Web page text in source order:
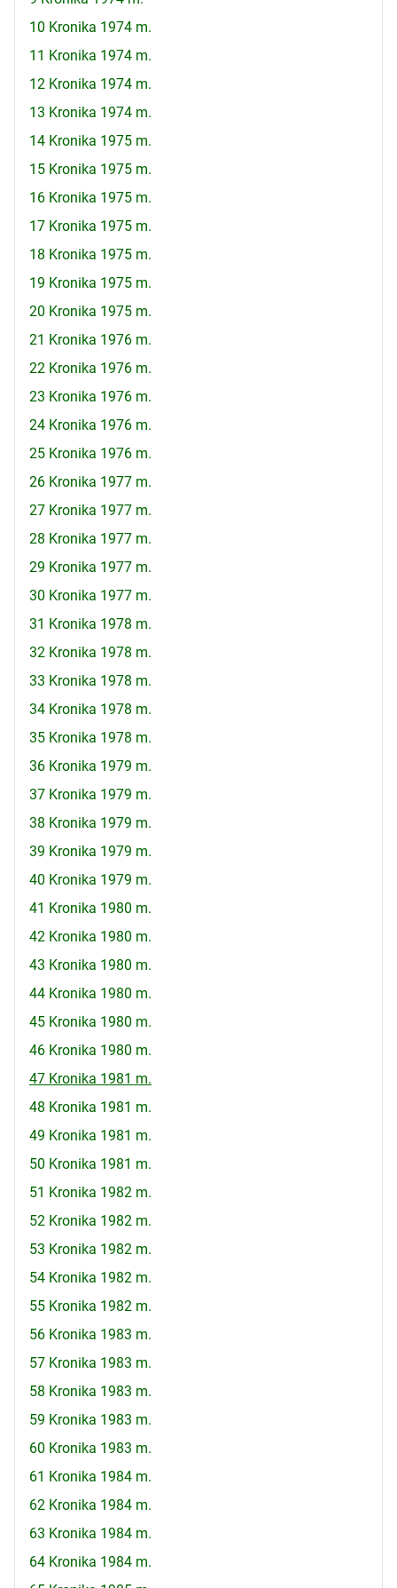
10 Kronika 1974 m.
11 Kronika 1974 m.
12 Kronika 1974 m.
13 Kronika 1974 m.
14 Kronika 1975 m.
15 Kronika 1975 m.
16 Kronika 1975 m.
17 Kronika 1975 m.
18 Kronika 1975 m.
19 Kronika 1975 m.
20 Kronika 1975 m.
21 Kronika 1976 m.
22 Kronika 1976 m.
23 Kronika 1976 m.
24 Kronika 1976 m.
25 Kronika 1976 m.
26 Kronika 1977 m.
27 Kronika 1977 m.
28 Kronika 1977 m.
29 Kronika 1977 m.
30 Kronika 1977 m.
31 Kronika 1978 m.
32 Kronika 1978 m.
33 Kronika 1978 m.
34 Kronika 1978 m.
35 Kronika 1978 m.
36 Kronika 1979 m.
37 Kronika 1979 m.
38 Kronika 1979 m.
39 Kronika 1979 m.
40 Kronika 1979 m.
41 Kronika 1980 m.
42 Kronika 1980 m.
43 Kronika 1980 m.
44 Kronika 1980 m.
45 Kronika 1980 m.
46 Kronika 1980 m.
47 Kronika 1981 m.
48 Kronika 1981 m.
49 Kronika 1981 m.
50 Kronika 1981 m.
51 Kronika 1982 m.
52 Kronika 1982 m.
53 Kronika 1982 m.
54 Kronika 1982 m.
55 Kronika 1982 m.
56 Kronika 1983 m.
57 Kronika 1983 m.
58 Kronika 1983 m.
59 Kronika 1983 m.
60 Kronika 1983 m.
61 Kronika 1984 m.
62 Kronika 1984 m.
63 Kronika 1984 m.
64 Kronika 1984 m.